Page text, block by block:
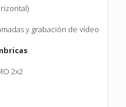
y grabación de vídeo
2x2